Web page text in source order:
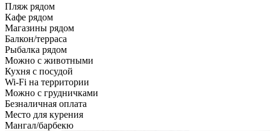
Пляж рядом
Кафе рядом
Магазины рядом
Балкон/терраса
Рыбалка рядом
Можно с животными
Кухня с посудой
Wi-Fi на территории
Можно с грудничками
Безналичная оплата
Место для курения
Мангал/барбекю